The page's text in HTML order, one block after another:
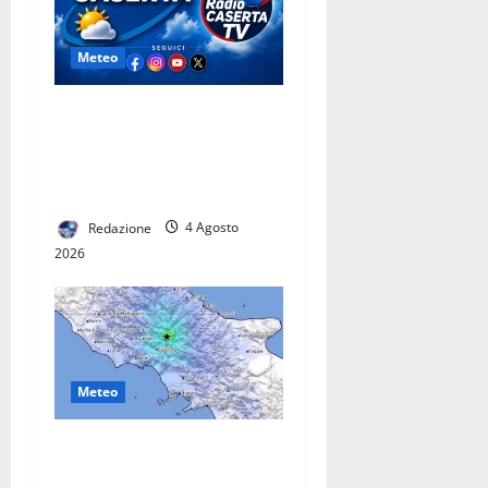
Meteo
Redazione
4 Agosto
2026
Meteo